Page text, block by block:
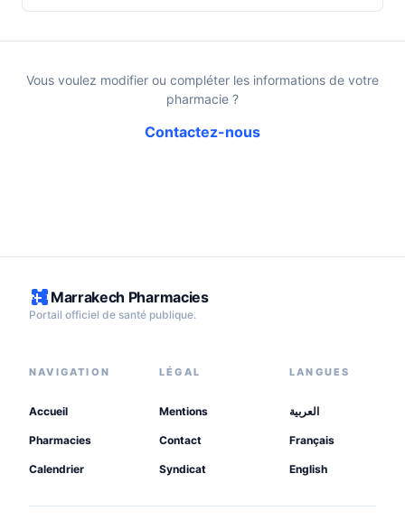
Vous voulez modifier ou compléter les informations de votre
pharmacie ?
Contactez-nous
Marrakech Pharmacies
Portail officiel de santé publique.
NAVIGATION
Accueil
Pharmacies
Calendrier
LÉGAL
Mentions
Contact
Syndicat
LANGUES
العربية
Français
English